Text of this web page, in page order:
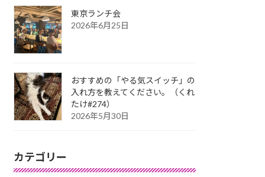
東京ランチ会
2026年6月25日
おすすめの「やる気スイッチ」の
入れ方を教えてください。（くれ
たけ#274）
2026年5月30日
カテゴリー